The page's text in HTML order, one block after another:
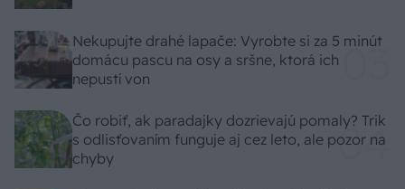
Nekupujte drahé lapače: Vyrobte si za 5 minút
domácu pascu na osy a sršne, ktorá ich
nepustí von
Čo robiť, ak paradajky dozrievajú pomaly? Trik
s odlisťovaním funguje aj cez leto, ale pozor na
chyby